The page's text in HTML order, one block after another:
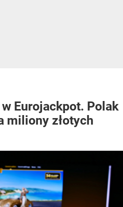
Eurojackpot. Polak
miliony złotych